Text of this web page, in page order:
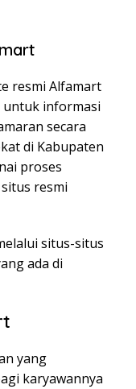
resmi Alfamart
untuk informasi
secara
di Kabupaten
proses
resmi
situs-situs
ada di
yang
karyawannya